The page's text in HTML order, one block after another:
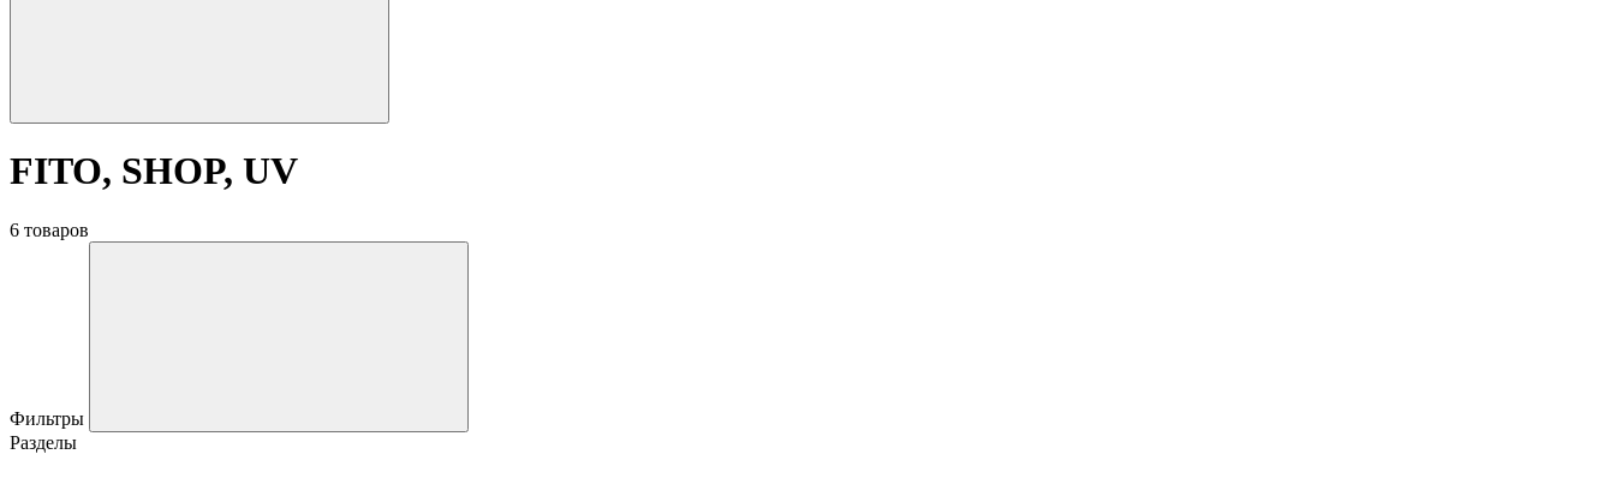
FITO, SHOP, UV
6 товаров
Фильтры
Разделы